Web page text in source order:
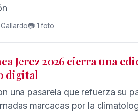
📷 1 foto
Jerez 2026 cierra una
digital
una pasarela que refuerza su
marcadas por la